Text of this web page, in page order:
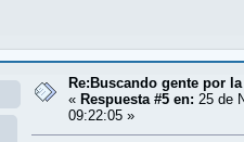
Re:Buscando gente por
« Respuesta #5 en: 25 de
09:22:05 »